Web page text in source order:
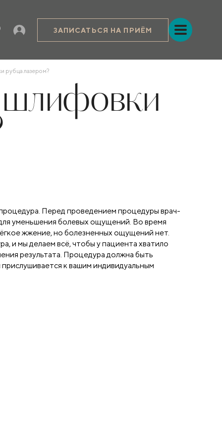
ЗАПИСАТЬСЯ НА ПРИЁМ
рубца лазером?
шлифовки
Перед проведением процедуры врач-
уменьшения болевых ощущений. Во время
жжение, но болезненных ощущений нет.
и мы делаем всё, чтобы у пациента хватило
результата. Процедура должна быть
к вашим индивидуальным